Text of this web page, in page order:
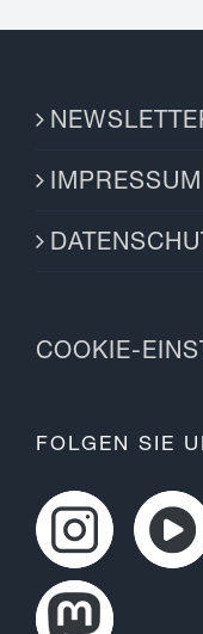
IMPRESSUM
COOKIE-
FOLGEN SIE